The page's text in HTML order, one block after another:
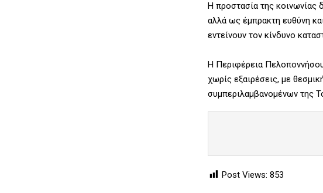
Η προστασία της κοινωνίας
αλλά ως έμπρακτη ευθύνη
εντείνουν τον κίνδυνο
Η Περιφέρεια
χωρίς εξαιρέσεις, με
συμπεριλαμβανομένων της
Post Views: 853